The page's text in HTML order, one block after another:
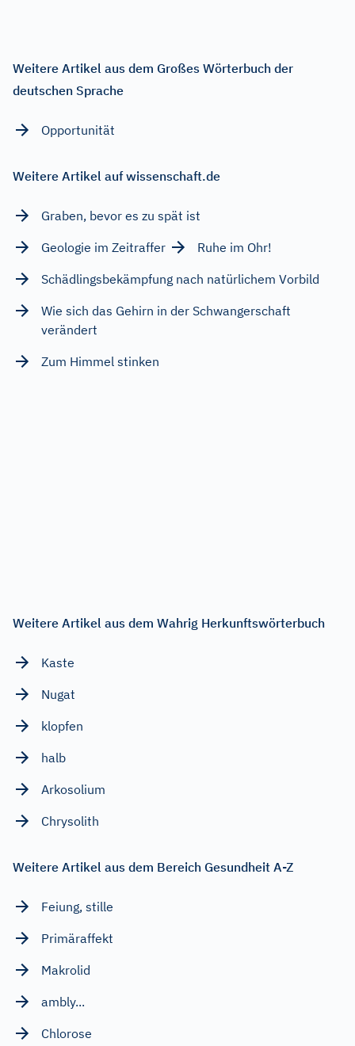
Weitere Artikel aus dem Großes Wörterbuch der
deutschen Sprache
Opportunität
Weitere Artikel auf wissenschaft.de
Graben, bevor es zu spät ist
Geologie im Zeitraffer
Ruhe im Ohr!
Schädlingsbekämpfung nach natürlichem Vorbild
Wie sich das Gehirn in der Schwangerschaft
verändert
Zum Himmel stinken
Weitere Artikel aus dem Wahrig Herkunftswörterbuch
Kaste
Nugat
klopfen
halb
Arkosolium
Chrysolith
Weitere Artikel aus dem Bereich Gesundheit A-Z
Feiung, stille
Primäraffekt
Makrolid
ambly...
Chlorose